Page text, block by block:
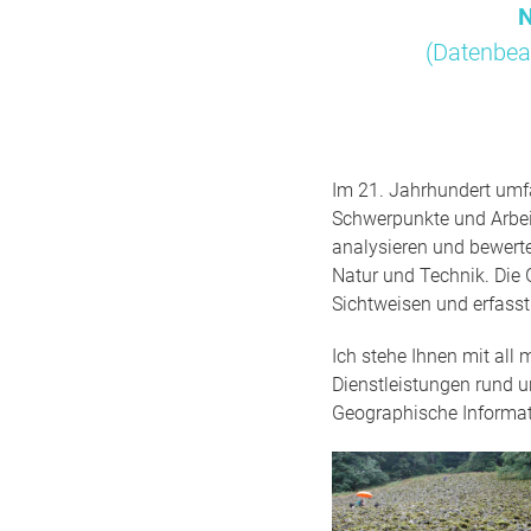
Im 21. Jahrhundert
Schwerpunkte und
analysieren und
Natur und Technik.
Sichtweisen und
Ich stehe Ihnen mit all
Dienstleistungen rund
Geographische